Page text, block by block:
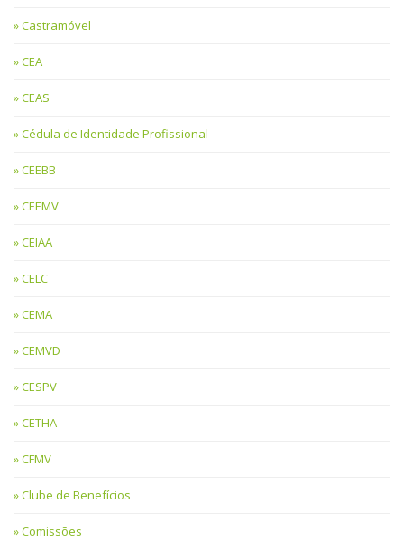
Castramóvel
CEA
CEAS
Cédula de Identidade Profissional
CEEBB
CEEMV
CEIAA
CELC
CEMA
CEMVD
CESPV
CETHA
CFMV
Clube de Benefícios
Comissões